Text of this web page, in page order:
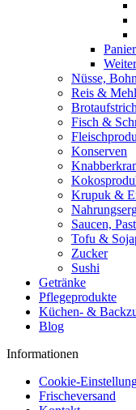
Nüsse,
Reis & Mehl
Fisch &
Konserven
Krupuk &
Saucen,
Tofu &
Zucker
Sushi
Getränke
Pflegeprodukte
Küchen- &
Blog
Informationen
Cookie-
Frischeversand